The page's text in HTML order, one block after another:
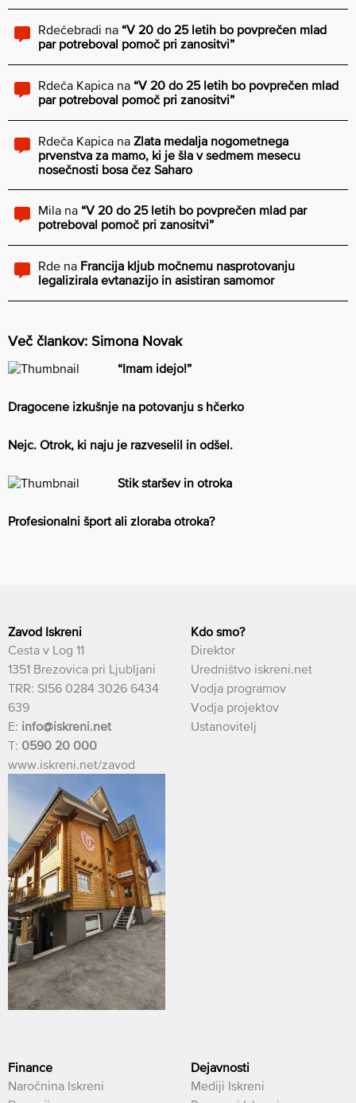
Rdečebradi na “V 20 do 25 letih bo povprečen mlad
par potreboval pomoč pri zanositvi”
Rdeča Kapica na “V 20 do 25 letih bo povprečen mlad
par potreboval pomoč pri zanositvi”
Rdeča Kapica na Zlata medalja nogometnega
prvenstva za mamo, ki je šla v sedmem mesecu
nosečnosti bosa čez Saharo
Mila na “V 20 do 25 letih bo povprečen mlad par
potreboval pomoč pri zanositvi”
Rde na Francija kljub močnemu nasprotovanju
legalizirala evtanazijo in asistiran samomor
Več člankov: Simona Novak
“Imam idejo!”
Dragocene izkušnje na potovanju s hčerko
Nejc. Otrok, ki naju je razveselil in odšel.
Stik staršev in otroka
Profesionalni šport ali zloraba otroka?
Zavod Iskreni
Cesta v Log 11
1351 Brezovica pri Ljubljani
TRR: SI56 0284 3026 6434
639
E: info@iskreni.net
T: 0590 20 000
www.iskreni.net/zavod
Kdo smo?
Direktor
Uredništvo iskreni.net
Vodja programov
Vodja projektov
Ustanovitelj
Finance
Naročnina Iskreni
Dejavnosti
Mediji Iskreni